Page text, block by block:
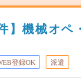
】機械オペ
登録OK 派遣